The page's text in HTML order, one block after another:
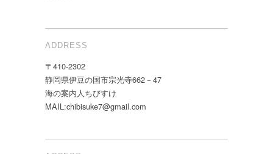
ADDRESS
〒410-2302
静岡県伊豆の国市宗光寺662－47
海の案内人ちびすけ
MAIL:chibisuke7@gmail.com